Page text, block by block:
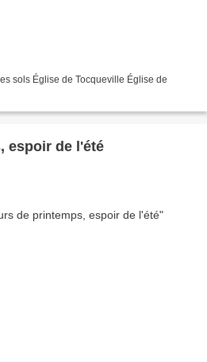
sols Église de Tocqueville Église de
espoir de l'été